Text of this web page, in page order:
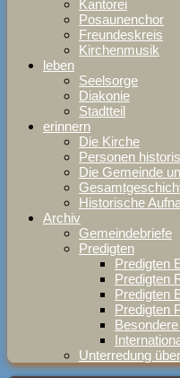
Kantorei
Posaunenchor
Freundeskreis
Kirchenmusik
leben
Seelsorge
Diakonie
Stadtteil
erinnern
Die Kirche
Personen
Die Gemeinde
Historische
Archiv
Gemeindebriefe
Predigten
Predigten
Predigten
Predigten
Predigten
Unterredung